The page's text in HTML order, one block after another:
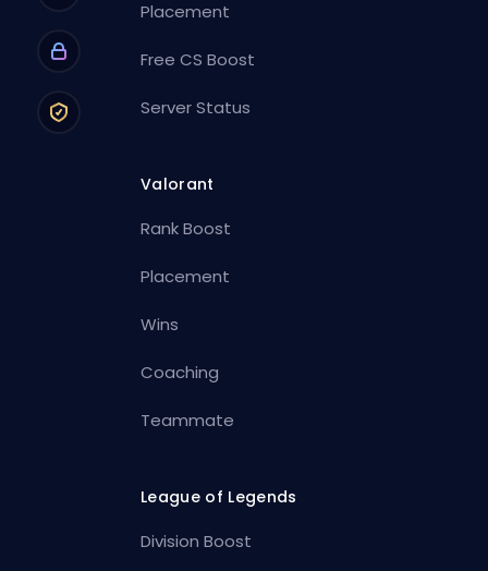
Placement
Free CS Boost
Server Status
Valorant
Rank Boost
Placement
Wins
Coaching
Teammate
League of Legends
Division Boost